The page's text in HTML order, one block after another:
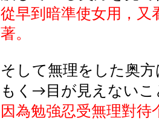
從早到暗準使女用，又
著。
そして無理をした奥
もく → 目が見えないこ
因為勉強忍受無理對